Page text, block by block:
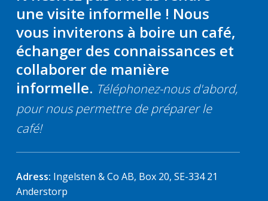
une visite informelle ! Nous
vous inviterons à boire un café,
échanger des connaissances et
collaborer de manière
informelle. Téléphonez-nous d'abord,
pour nous permettre de préparer le
café!
Adress: Ingelsten & Co AB, Box 20, SE-334 21
Anderstorp